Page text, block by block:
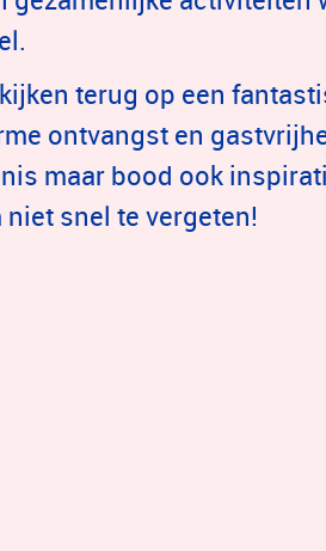
terug op een
ontvangst en
maar bood ook
snel te vergeten!